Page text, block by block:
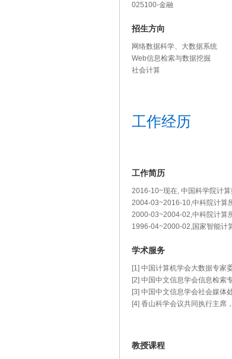
025100-金融
招生方向
网络数据科学、大数据系统
Web信息检索与数据挖掘
社会计算
工作经历
工作简历
2016-10~现在, 中国科学院计
2004-03~2016-10,中科院计算
2000-03~2004-02,中科院计算
1996-04~2000-02,国家智能计
学术服务
[1] 中国计算机学会大数据专家
[2] 中国中文信息学会信息检索
[3] 中国中文信息学会社会媒体
[4] 香山科学会议共同执行主席
教授课程